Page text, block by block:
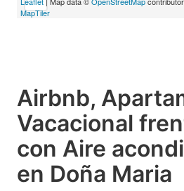
MapTiler
Airbnb,
Vacacional
con Aire
en Doña Maria